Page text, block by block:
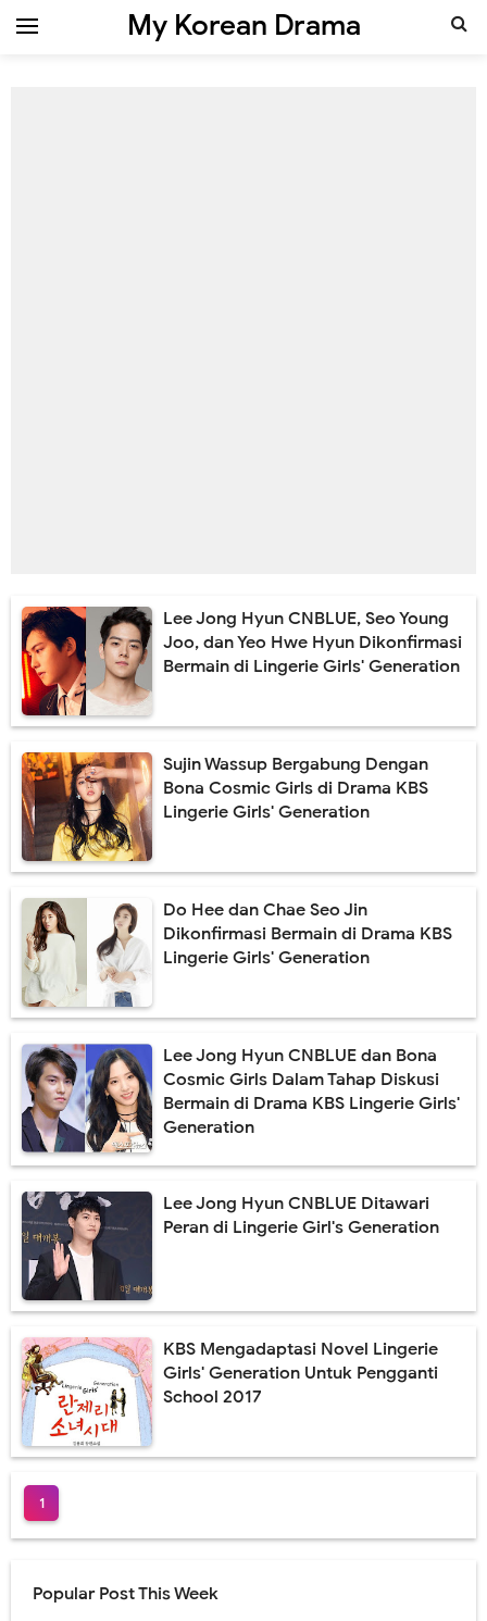
My Korean Drama
Lee Jong Hyun CNBLUE, Seo Young
Joo, dan Yeo Hwe Hyun Dikonfirmasi
Bermain di Lingerie Girls' Generation
Sujin Wassup Bergabung Dengan
Bona Cosmic Girls di Drama KBS
Lingerie Girls' Generation
Do Hee dan Chae Seo Jin
Dikonfirmasi Bermain di Drama KBS
Lingerie Girls' Generation
Lee Jong Hyun CNBLUE dan Bona
Cosmic Girls Dalam Tahap Diskusi
Bermain di Drama KBS Lingerie Girls'
Generation
Lee Jong Hyun CNBLUE Ditawari
Peran di Lingerie Girl's Generation
KBS Mengadaptasi Novel Lingerie
Girls' Generation Untuk Pengganti
School 2017
1
Popular Post This Week